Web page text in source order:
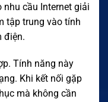
cầu Internet giải
tập trung vào tính
điện.
Tính năng này
Khi kết nối gặp
mà không cần